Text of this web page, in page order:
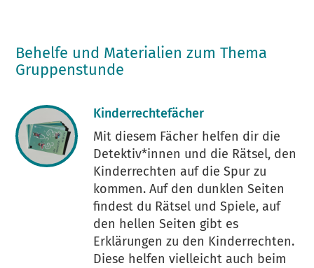
Behelfe und Materialien zum Thema
Gruppenstunde
Kinderrechtefächer
Mit diesem Fächer helfen dir die
Detektiv*innen und die Rätsel, den
Kinderrechten auf die Spur zu
kommen. Auf den dunklen Seiten
findest du Rätsel und Spiele, auf
den hellen Seiten gibt es
Erklärungen zu den Kinderrechten.
Diese helfen vielleicht auch beim